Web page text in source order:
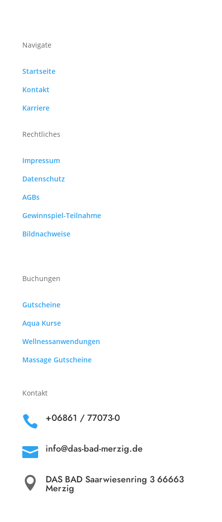
Navigate
Startseite
Kontakt
Karriere
Rechtliches
Impressum
Datenschutz
AGBs
Gewinnspiel-Teilnahme
Bildnachweise
Buchungen
Gutscheine
Aqua Kurse
Wellnessanwendungen
Massage Gutscheine
Kontakt
 +06861 / 77073-0
 info@das-bad-merzig.de
 DAS BAD Saarwiesenring 3 66663
Merzig